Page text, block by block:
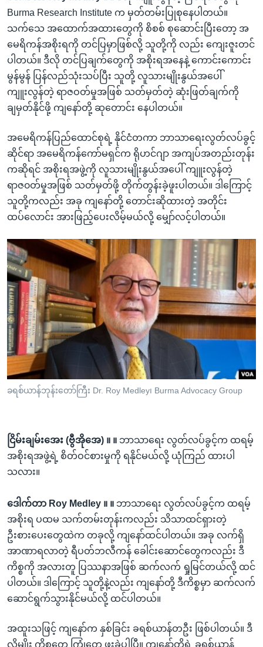
Burma Research Institute က မှတ်တမ်းပြုစုနေပါတယ်။
သက်သေ အထောက်အထားတွေကို စိစစ် စုဆောင်းပြီးတော့ အ
မေရိကန်အစိုးရကို တင်ပြမှာဖြစ်လို့ သူတို့ကို လည်း ကျေးဇူးတင်
ပါတယ်။ ဒီလို တင်ပြချက်တွေကို အစိုးရအနေနဲ့ ကောင်းကောင်း
မွန်မွန် ပြန်လည်သုံးသပ်ပြီး သူတို့ လူသားမျိုးနွယ်အပေါ်
ကျူးလွန်တဲ့ ရာဇဝတ်မှုအဖြစ် သတ်မှတ်တဲ့ ဆုံးဖြတ်ချက်ကို
ချမှတ်နိုင်ဖို့ ကျနော်တို့ ဆုတောင်း နေပါတယ်။
အမေရိကန်ပြည်ထောင်စုရဲ့ နိုင်ငံတကာ ဘာသာရေးလွတ်လပ်ခွင့်
ဆိုင်ရာ အမေရိကန်ကော်မရှင်က ရိုဟင်ဂျာ အကျပ်အတည်းတုန်း
ကဆိုရင် အစိုးရအဖွဲ့ကို လူသားမျိုးနွယ်အပေါ် ကျူးလွန်တဲ့
ရာဇ၀တ်မှုအဖြစ် သတ်မှတ်ဖို့ တိုက်တွန်းခဲ့ဖူးပါတယ်။ ဒါကြောင့်
သူတို့ကလည်း အခု ကျနော်တို့ တောင်းဆိုထားတဲ့ အတိုင်း
ထပ်လောင်း အားဖြည့်ပေးလိမ့်မယ်လို့ မျှော်လင့်ပါတယ်။
ခရစ်ယာန်ဘုန်းတော်ကြီး Dr. Roy Medley၊ Burma Advocacy Group
ငြိမ်းချမ်းအေး (ဗွီအိုအေ) ။ ။ ဘာသာရေး လွတ်လပ်ခွင့်က ထရမ့်
အစိုးရအဖွဲ့ရဲ့ စိတ်ဝင်စားမှုကို ရနိုင်မယ်လို့ ယုံကြည် ထားပါ
သလား။
ဒေါက်တာ Roy Medley ။ ။ ဘာသာရေး လွတ်လပ်ခွင့်က ထရမ့်
အစိုးရ ပထမ သက်တမ်းတုန်းကလည်း သိသာထင်ရှားတဲ့
ဦးစားပေးတွေထဲက တခုလို့ ကျနော်ထင်ပါတယ်။ အခု လက်ရှိ
အာဏာရလာတဲ့ ရီပတ်ဘလီကန် ခေါင်းဆောင်တွေကလည်း ဒီ
ကိစ္စကို အလားတူ ပြဿနာအဖြစ် ဆက်လက် ရှုမြင်တယ်လို့ ထင်
ပါတယ်။ ဒါကြောင့် သူတို့နဲ့လည်း ကျနော်တို့ ဒီကိစ္စမှာ ဆက်လက်
ဆောင်ရွက်သွားနိုင်မယ်လို့ ထင်ပါတယ်။
အထူးသဖြင့် ကျနော်က နှစ်ခြင်း ခရစ်ယာန်တဦး ဖြစ်ပါတယ်။ ဒီ
လိုမျိုး ကိစ္စတွေ ကြုံတွေ့ ဖူးခဲ့ပါပြီ။ ကျနော်တို့ရဲ့ ခရစ်ယာန်